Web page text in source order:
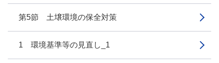
第5節 土壌環境の保全対策
1 環境基準等の見直し_1